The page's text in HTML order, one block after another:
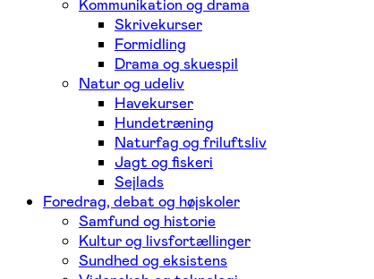
Kommunikation og drama
Skrivekurser
Formidling
Drama og skuespil
Natur og udeliv
Havekurser
Hundetræning
Naturfag og friluftsliv
Jagt og fiskeri
Sejlads
Foredrag, debat og højskoler
Samfund og historie
Kultur og livsfortællinger
Sundhed og eksistens